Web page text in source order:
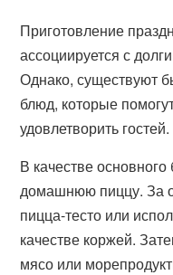
Приготовление
ассоциируется с
Однако, существуют
блюд, которые
удовлетворить гостей.
В качестве
домашнюю пиццу. За
пицца-тесто или
качестве коржей.
мясо или